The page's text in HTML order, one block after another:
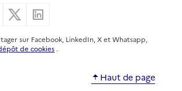
par email
Partager sur Facebook
Partager sur X
sur Facebook, LinkedIn, X et Whatsapp,
de cookies .
Haut de page